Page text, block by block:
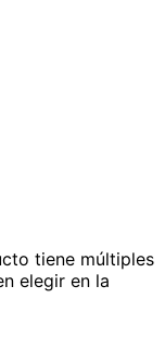
tiene múltiples
elegir en la